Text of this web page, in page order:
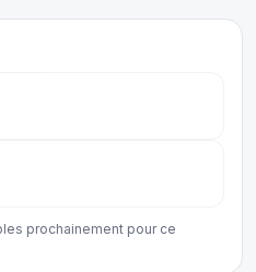
prochainement pour ce